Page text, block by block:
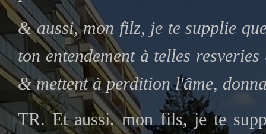
& aussi, mon filz, je te supplie
ton entendement à telles
& mettent à perdition l'âme,
TR. Et aussi. mon fils, je te